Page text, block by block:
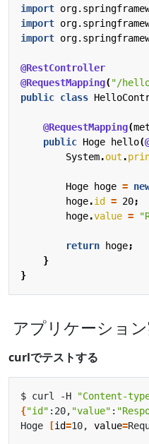
import
import
import
@RestController
@RequestMapping("/
public class
@RequestMapping(
public Hoge hello(
System.out .
Hoge hoge =
hoge.id = 20;
hoge.value =
return hoge;
}
}
アプリケーショ
curlでテストする
$ curl -H "Content-
{"id" :20, "value" :
Hoge
[id=10, value=